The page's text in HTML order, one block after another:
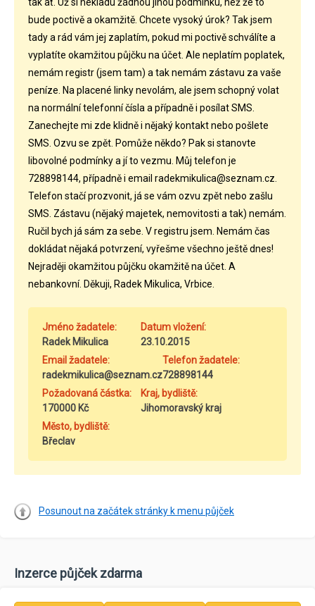
bude poctivě a okamžitě. Chcete vysoký úrok? Tak jsem
tady a rád vám jej zaplatím, pokud mi poctivě schválíte a
vyplatíte okamžitou půjčku na účet. Ale neplatím poplatek,
nemám registr (jsem tam) a tak nemám zástavu za vaše
peníze. Na placené linky nevolám, ale jsem schopný volat
na normální telefonní čísla a případně i posílat SMS.
Zanechejte mi zde klidně i nějaký kontakt nebo pošlete
SMS. Ozvu se zpět. Pomůže někdo? Pak si stanovte
libovolné podmínky a jí to vezmu. Můj telefon je
728898144, případně i email radekmikulica@seznam.cz.
Telefon stačí prozvonit, já se vám ozvu zpět nebo zašlu
SMS. Zástavu (nějaký majetek, nemovitosti a tak) nemám.
Ručil bych já sám za sebe. V registru jsem. Nemám čas
dokládat nějaká potvrzení, vyřešme všechno ještě dnes!
Nejraději okamžitou půjčku okamžitě na účet. A
nebankovní. Děkuji, Radek Mikulica, Vrbice.
Jméno žadatele:
Radek Mikulica
Datum vložení:
23.10.2015
Email žadatele:
radekmikulica@seznam.cz
Telefon žadatele:
728898144
Požadovaná částka:
170000 Kč
Kraj, bydliště:
Jihomoravský kraj
Město, bydliště:
Břeclav
Posunout na začátek stránky k menu půjček
Inzerce půjček zdarma